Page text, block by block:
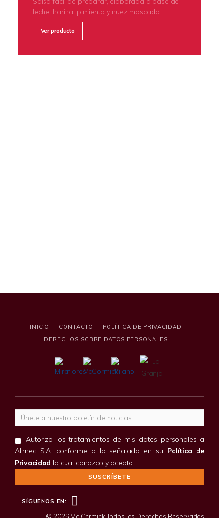
leche, harina, pimienta y nuez moscada.
Ver producto
INICIO CONTACTO
POLÍTICA DE PRIVACIDAD
DERECHOS SOBRE DATOS PERSONALES
Correo electrónico
Autorizo los tratamientos de mis datos personales a
Alimec S.A. conforme a lo señalado en su Política de
Privacidad la cual conozco y acepto
SÍGUENOS EN:
© 2026 Mc Cormick Todos los Derechos Reservados